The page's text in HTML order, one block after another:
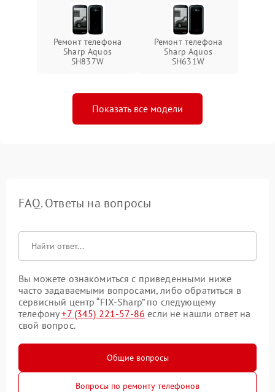
Ремонт телефона
Sharp Aquos
SH837W
Ремонт телефона
Sharp Aquos
SH631W
Показать все модели
FAQ. Ответы на вопросы
Вы можете ознакомиться с приведенными ниже
часто задаваемыми вопросами, либо обратиться в
сервисный центр “FIX-Sharp” по следующему
телефону+7 (345) 221-57-86 если не нашли ответ на
свой вопрос.
Общие вопросы
Вопросы по ремонту телефонов